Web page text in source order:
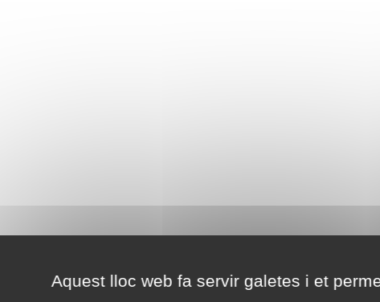
Aquest lloc web fa servir galetes i et